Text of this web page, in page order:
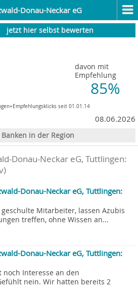
Donau-Neckar eG
jetzt hier selbst bewerten
davon mit
Empfehlung
85%
seit 01.01.14
08.06.2026
in der Region
Donau-Neckar eG, Tuttlingen:
Donau-Neckar eG, Tuttlingen:
Mitarbeiter, lassen Azubis
treffen, ohne Wissen an...
Donau-Neckar eG, Tuttlingen:
Interesse an den
nein. Wir hatten bereits 2